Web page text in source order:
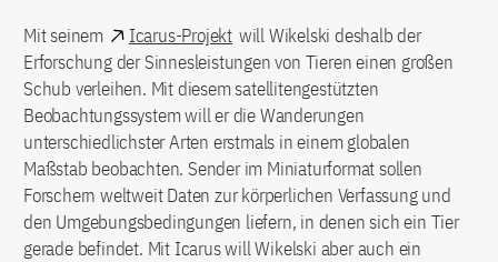
Mit seinem Icarus-Projekt will Wikelski deshalb der
Erforschung der Sinnesleistungen von Tieren einen großen
Schub verleihen. Mit diesem satellitengestützten
Beobachtungssystem will er die Wanderungen
unterschiedlichster Arten erstmals in einem globalen
Maßstab beobachten. Sender im Miniaturformat sollen
Forschern weltweit Daten zur körperlichen Verfassung und
den Umgebungsbedingungen liefern, in denen sich ein Tier
gerade befindet. Mit Icarus will Wikelski aber auch ein